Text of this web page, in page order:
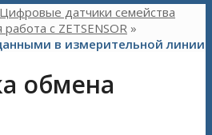
Цифровые датчики семейства
с ZETSENSOR »
в измерительной линии
обмена